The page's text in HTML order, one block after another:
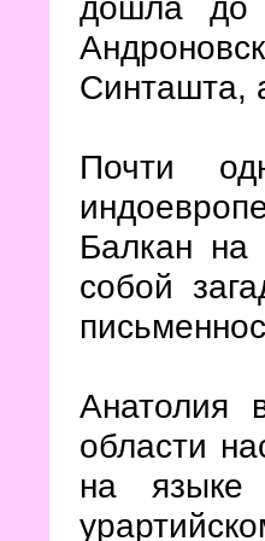
Синташта,
Почти
Балкан на
собой
Анатолия
области
на языке